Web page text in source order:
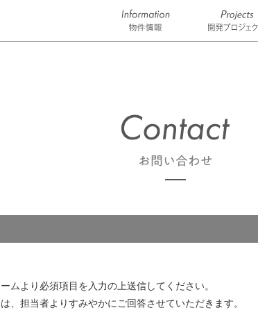
ムより必須項目を入力の上送信してください。
、担当者よりすみやかにご回答させていただきます。